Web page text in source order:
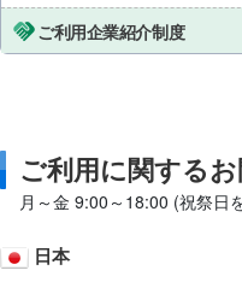
ご利用企業紹介制度
ご利用に関する
月～金 9:00～18:00 (祝祭日
日本